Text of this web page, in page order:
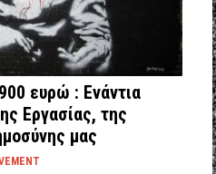
ευρώ : Ενάντια
Εργασίας, της
μας